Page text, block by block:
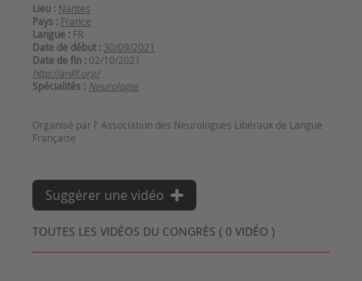
Lieu : Nantes
Pays : France
Langue : FR
Date de début : 30/09/2021
Date de fin : 02/10/2021
http://anllf.org/
Spécialités : Neurologie
Organisé par l' Association des Neurologues Libéraux de Langue
TOUTES LES VIDÉOS DU CONGRÈS ( 0 VIDÉO )
Suggérer une vidéo